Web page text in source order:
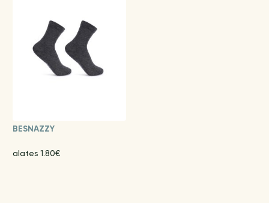
BESNAZZY
alates 1.80€